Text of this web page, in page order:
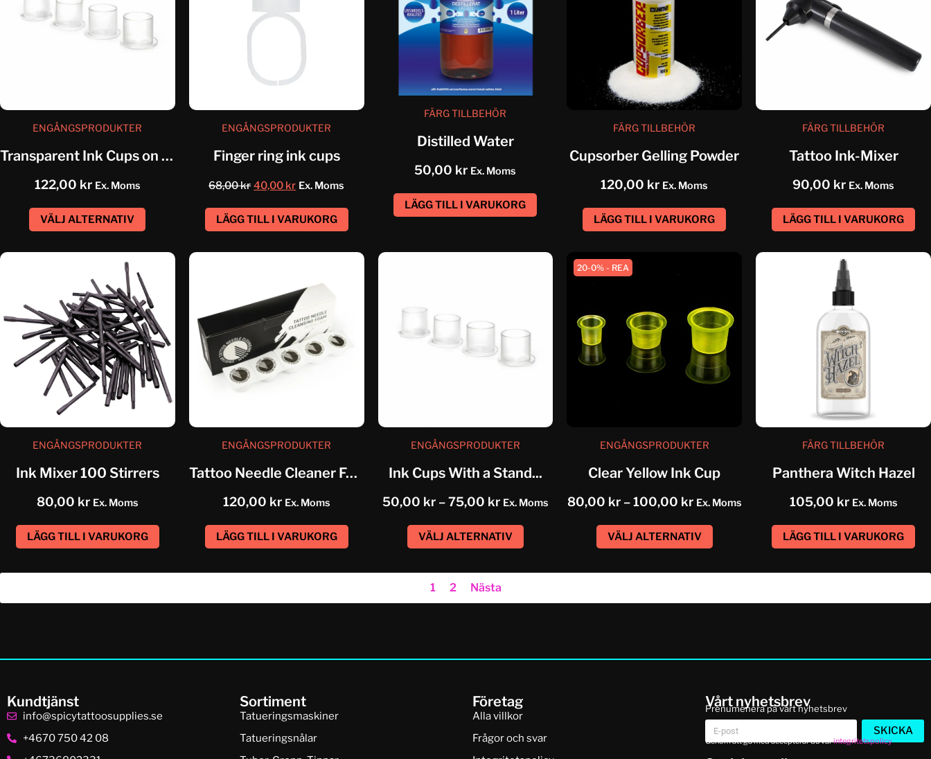
ENGÅNGSPRODUKTER
Transparent Ink Cups on a...
122,00 kr Ex. Moms
VÄLJ ALTERNATIV
ENGÅNGSPRODUKTER
Finger ring ink cups
68,00kr 40,00 kr Ex. Moms
LÄGG TILL I VARUKORG
FÄRG TILLBEHÖR
Distilled Water
50,00 kr Ex. Moms
LÄGG TILL I VARUKORG
FÄRG TILLBEHÖR
Cupsorber Gelling Powder
120,00 kr Ex. Moms
LÄGG TILL I VARUKORG
FÄRG TILLBEHÖR
Tattoo Ink-Mixer
90,00 kr Ex. Moms
LÄGG TILL I VARUKORG
ENGÅNGSPRODUKTER
Ink Mixer 100 Stirrers
80,00 kr Ex. Moms
LÄGG TILL I VARUKORG
ENGÅNGSPRODUKTER
Tattoo Needle Cleaner Foam
120,00 kr Ex. Moms
LÄGG TILL I VARUKORG
ENGÅNGSPRODUKTER
Ink Cups With a Stand...
50,00 kr –75,00 kr Ex. Moms
VÄLJ ALTERNATIV
20-0% - REA
ENGÅNGSPRODUKTER
Clear Yellow Ink Cup
80,00 kr – 100,00 kr Ex. Moms
VÄLJ ALTERNATIV
FÄRG TILLBEHÖR
Panthera Witch Hazel
105,00 kr Ex. Moms
LÄGG TILL I VARUKORG
1 2 Nästa
Kundtjänst
info@spicytattoosupplies.se
+4670 750 42 08
Sortiment
Tatueringsmaskiner
Tatueringsnålar
Företag
Alla villkor
Frågor och svar
Vårt nyhetsbrev
Prenumenera på vårt nyhetsbrev
SKICKA
Genom att gå med accepterar du vårintegritetspolicy